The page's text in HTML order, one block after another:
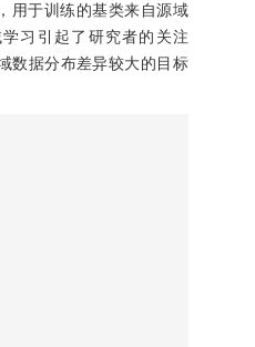
用于训练的基类来自源域
习引起了研究者的关注
数据分布差异较大的目标